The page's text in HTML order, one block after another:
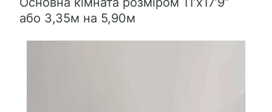
або 3,35м на 5,90м